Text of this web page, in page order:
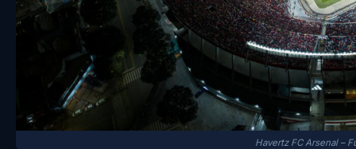
Havertz FC Arsenal –